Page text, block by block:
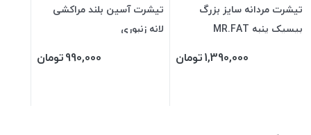
تیشرت مردانه سایز بزرگ
بیسیک پنبه MR.FAT
1,390,000تومان
تیشرت آسین بلند مراکشی
لانه زنبوری
990,000تومان